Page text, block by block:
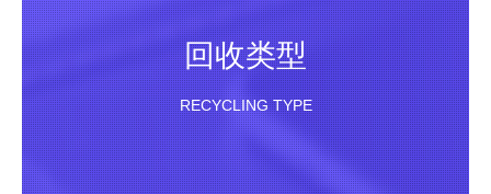
回收类型
RECYCLING TYPE